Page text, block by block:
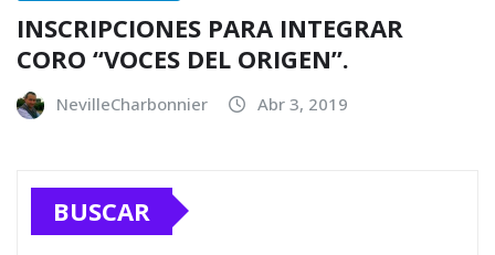
INSCRIPCIONES PARA INTEGRAR
CORO “VOCES DEL ORIGEN”.
NevilleCharbonnier Abr 3, 2019
BUSCAR